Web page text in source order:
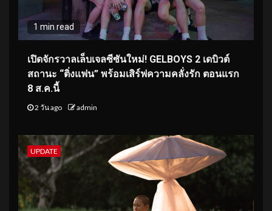
1 min read
เปิดจักรวาลเล็บเจลซีซันใหม่! GELBOYS 2 เดบิวต์
สถานะ “ติ่งแฟน” พร้อมเสิร์ฟความคลั่งรัก ตอนแรก
8 ส.ค.นี้
2 วัน ago admin
UPDATE